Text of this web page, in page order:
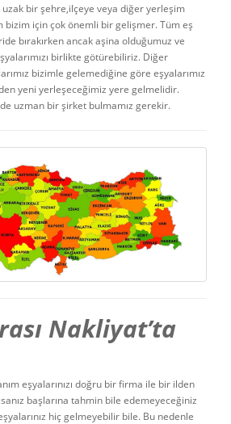
uzak bir şehre,ilçeye veya diğer yerleşim
için çok önemli bir gelişmer. Tüm eş
bırakırken ancak aşina olduğumuz ve
birlikte götürebiliriz. Diğer
bizimle gelemediğine göre eşyalarımız
yeni yerleşeceğimiz yere gelmelidir.
uzman bir şirket bulmamız gerekir.
Nakliyat’ta
eşyalarınızı doğru bir firma ile bir ilden
başlarına tahmin bile edemeyeceğiniz
hiç gelmeyebilir bile. Bu nedenle